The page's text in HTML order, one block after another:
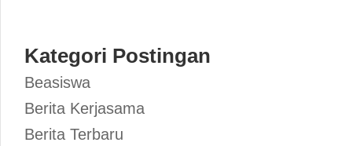
Kategori Postingan
Beasiswa
Berita Kerjasama
Berita Terbaru